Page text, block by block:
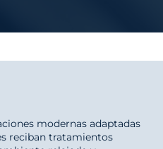
modernas adaptadas
reciban tratamientos